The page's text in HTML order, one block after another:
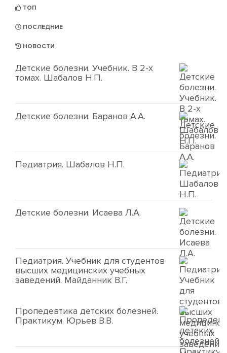
ТОП
ПОСЛЕДНИЕ
НОВОСТИ
Детские болезни. Учебник. В 2-х
томах. Шабалов Н.П.
Детские болезни. Баранов А.А.
Педиатрия. Шабалов Н.П.
Детские болезни. Исаева Л.А.
Педиатрия. Учебник для студентов
высших медицинских учебных
заведений. Майданник В.Г.
Пропедевтика детских болезней.
Практикум. Юрьев В.В.